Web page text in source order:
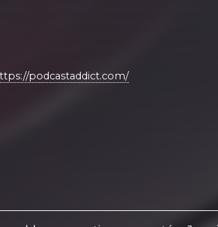
podcastaddict.com/